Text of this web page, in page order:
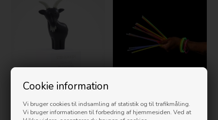
Cookie information
Vi bruger cookies til indsamling af statistik og til trafikmåling.
Vi bruger informationen til forbedring af hjemmesiden. Ved at
Kids By Friis - Stjernetegn -
"Stenbukken"
Selvlysende Sticks - 15 stk.
49,00 DKK